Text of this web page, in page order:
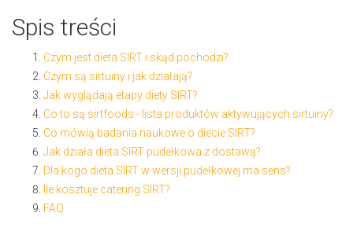
Spis treści
Czym jest dieta SIRT i skąd pochodzi?
Czym są sirtuiny i jak działają?
Jak wyglądają etapy diety SIRT?
Co to są sirtfoods - lista produktów aktywujących sirtuiny?
Co mówią badania naukowe o diecie SIRT?
Jak działa dieta SIRT pudełkowa z dostawą?
Dla kogo dieta SIRT w wersji pudełkowej ma sens?
Ile kosztuje catering SIRT?
FAQ